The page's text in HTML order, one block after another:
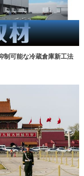
制可能な冷蔵倉庫新工法